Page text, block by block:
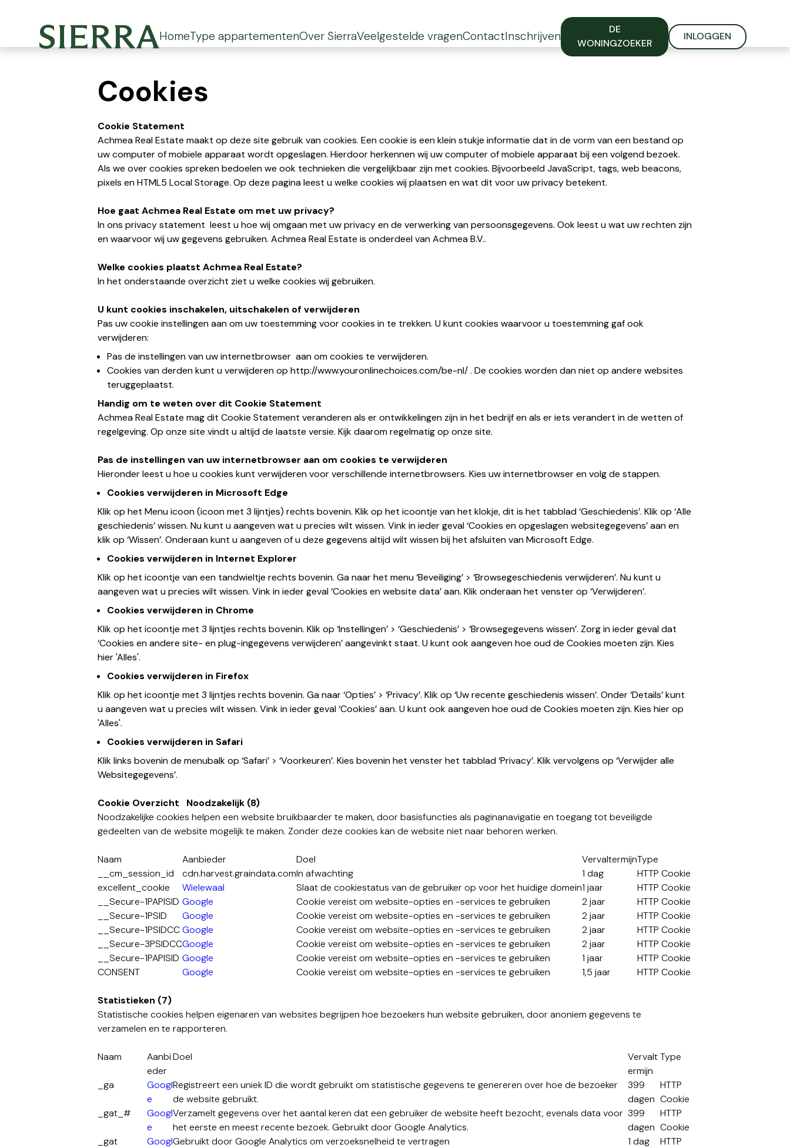
HomeType appartementenOver SierraVeelgestelde vragenContactInschrijven
DE
WONINGZOEKER
INLOGGEN
Cookies
Cookie Statement
Achmea Real Estate maakt op deze site gebruik van cookies. Een cookie is een klein stukje informatie dat in de vorm van een bestand op
uw computer of mobiele apparaat wordt opgeslagen. Hierdoor herkennen wij uw computer of mobiele apparaat bij een volgend bezoek.
Als we over cookies spreken bedoelen we ook technieken die vergelijkbaar zijn met cookies. Bijvoorbeeld JavaScript, tags, web beacons,
pixels en HTML5 Local Storage. Op deze pagina leest u welke cookies wij plaatsen en wat dit voor uw privacy betekent.
Hoe gaat Achmea Real Estate om met uw privacy?
In ons privacy statement leest u hoe wij omgaan met uw privacy en de verwerking van persoonsgegevens. Ook leest u wat uw rechten zijn
en waarvoor wij uw gegevens gebruiken. Achmea Real Estate is onderdeel van Achmea B.V..
Welke cookies plaatst Achmea Real Estate?
In het onderstaande overzicht ziet u welke cookies wij gebruiken.
U kunt cookies inschakelen, uitschakelen of verwijderen
Pas uw cookie instellingen aan om uw toestemming voor cookies in te trekken. U kunt cookies waarvoor u toestemming gaf ook
verwijderen:
Pas de instellingen van uw internetbrowser aan om cookies te verwijderen.
Cookies van derden kunt u verwijderen op http://www.youronlinechoices.com/be-nl/ . De cookies worden dan niet op andere websites
teruggeplaatst.
Handig om te weten over dit Cookie Statement
Achmea Real Estate mag dit Cookie Statement veranderen als er ontwikkelingen zijn in het bedrijf en als er iets verandert in de wetten of
regelgeving. Op onze site vindt u altijd de laatste versie. Kijk daarom regelmatig op onze site.
Pas de instellingen van uw internetbrowser aan om cookies te verwijderen
Hieronder leest u hoe u cookies kunt verwijderen voor verschillende internetbrowsers. Kies uw internetbrowser en volg de stappen.
Cookies verwijderen in Microsoft Edge
Klik op het Menu icoon (icoon met 3 lijntjes) rechts bovenin. Klik op het icoontje van het klokje, dit is het tabblad ‘Geschiedenis’. Klik op ‘Alle
geschiedenis’ wissen. Nu kunt u aangeven wat u precies wilt wissen. Vink in ieder geval ‘Cookies en opgeslagen websitegegevens’ aan en
klik op ‘Wissen’. Onderaan kunt u aangeven of u deze gegevens altijd wilt wissen bij het afsluiten van Microsoft Edge.
Cookies verwijderen in Internet Explorer
Klik op het icoontje van een tandwieltje rechts bovenin. Ga naar het menu ‘Beveiliging’ > ‘Browsegeschiedenis verwijderen’. Nu kunt u
aangeven wat u precies wilt wissen. Vink in ieder geval ‘Cookies en website data’ aan. Klik onderaan het venster op ‘Verwijderen’.
Cookies verwijderen in Chrome
Klik op het icoontje met 3 lijntjes rechts bovenin. Klik op ‘Instellingen’ > ‘Geschiedenis’ > ‘Browsegegevens wissen’. Zorg in ieder geval dat
‘Cookies en andere site- en plug-ingegevens verwijderen’ aangevinkt staat. U kunt ook aangeven hoe oud de Cookies moeten zijn. Kies
hier 'Alles'.
Cookies verwijderen in Firefox
Klik op het icoontje met 3 lijntjes rechts bovenin. Ga naar ‘Opties’ > ‘Privacy’. Klik op ‘Uw recente geschiedenis wissen’. Onder ‘Details’ kunt
u aangeven wat u precies wilt wissen. Vink in ieder geval ‘Cookies’ aan. U kunt ook aangeven hoe oud de Cookies moeten zijn. Kies hier op
'Alles'.
Cookies verwijderen in Safari
Klik links bovenin de menubalk op ‘Safari’ > ‘Voorkeuren’. Kies bovenin het venster het tabblad ‘Privacy’. Klik vervolgens op ‘Verwijder alle
Websitegegevens’.
Cookie Overzicht
Noodzakelijk (8)
Noodzakelijke cookies helpen een website bruikbaarder te maken, door basisfuncties als paginanavigatie en toegang tot beveiligde
gedeelten van de website mogelijk te maken. Zonder deze cookies kan de website niet naar behoren werken.
Naam Aanbieder Doel VervaltermijnType
__cm_session_id
cdn.harvest.graindata.comIn afwachting 1 dag
HTTP Cookie
excellent_cookie
Wielewaal Slaat de cookiestatus van de gebruiker op voor het huidige domein1 jaar
HTTP Cookie
__Secure-1PAPISID Google Cookie vereist om website-opties en -services te gebruiken 2 jaar
HTTP Cookie
__Secure-1PSID
Google Cookie vereist om website-opties en -services te gebruiken 2 jaar
HTTP Cookie
__Secure-1PSIDCC Google Cookie vereist om website-opties en -services te gebruiken 2 jaar
HTTP Cookie
__Secure-3PSIDCCGoogle Cookie vereist om website-opties en -services te gebruiken 2 jaar
HTTP Cookie
__Secure-1PAPISID Google Cookie vereist om website-opties en -services te gebruiken 1 jaar
HTTP Cookie
CONSENT
Google Cookie vereist om website-opties en -services te gebruiken 1,5 jaar HTTP Cookie
Statistieken (7)
Statistische cookies helpen eigenaren van websites begrijpen hoe bezoekers hun website gebruiken, door anoniem gegevens te
verzamelen en te rapporteren.
Naam
Aanbi
eder
Doel
Vervalt
ermijn
Type
_ga
Googl
e
Registreert een uniek ID die wordt gebruikt om statistische gegevens te genereren over hoe de bezoeker
de website gebruikt.
399
dagen
HTTP
Cookie
_gat_#
Googl
e
Verzamelt gegevens over het aantal keren dat een gebruiker de website heeft bezocht, evenals data voor
het eerste en meest recente bezoek. Gebruikt door Google Analytics.
399
dagen
HTTP
Cookie
_gat
GooglGebruikt door Google Analytics om verzoeksnelheid te vertragen 1 dag
HTTP